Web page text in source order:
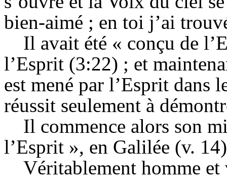
bien-aimé ; en toi j’ai
Il avait été « conçu de
l’Esprit (3:22) ; et
est mené par l’Esprit dans
réussit seulement à
Il commence alors son
l’Esprit », en Galilée (v.
Véritablement homme